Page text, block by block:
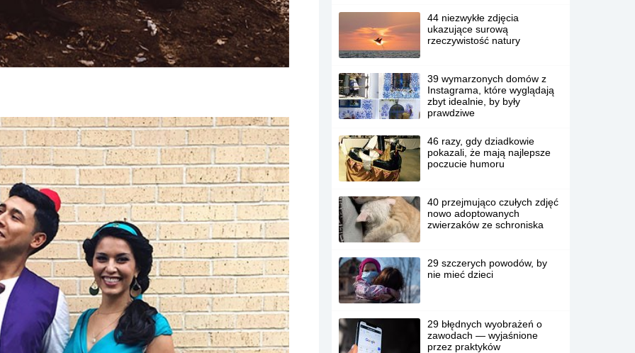
44 niezwykłe zdjęcia
ukazujące surową
rzeczywistość natury
39 wymarzonych domów z
Instagrama, które wyglądają
zbyt idealnie, by były
prawdziwe
46 razy, gdy dziadkowie
pokazali, że mają najlepsze
poczucie humoru
40 przejmująco czułych zdjęć
nowo adoptowanych
zwierzaków ze schroniska
29 szczerych powodów, by
nie mieć dzieci
29 błędnych wyobrażeń o
zawodach — wyjaśnione
przez praktyków